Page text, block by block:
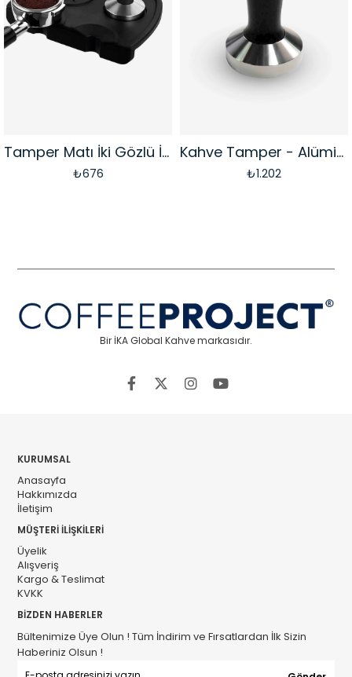
Tamper Matı İki Gözlü İki Yuvalı | Kokusuz Silikon
₺676
Kahve Tamper - Alüminyum Saplı | 58 mm
₺1.202
Bir İKA Global Kahve markasıdır.
KURUMSAL
Anasayfa
Hakkımızda
İletişim
MÜŞTERİ İLİŞKİLERİ
Üyelik
Alışveriş
Kargo & Teslimat
KVKK
BİZDEN HABERLER
Bültenimize Üye Olun ! Tüm İndirim ve Fırsatlardan İlk Sizin
Haberiniz Olsun !